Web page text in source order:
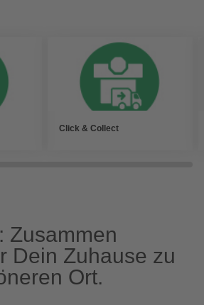
Click & Collect
Zusammen
Dein Zuhause zu
Ort.